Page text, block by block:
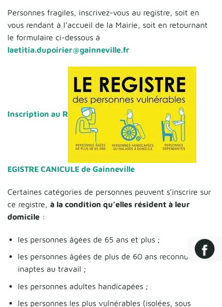
Personnes fragiles, inscrivez-vous au registre, soit en
vous rendant à l’accueil de la Mairie, soit en retournant
le formulaire ci-dessous à
laetitia.dupoirier@gainneville.fr
Inscription au R
EGISTRE CANICULE de Gainneville
Certaines catégories de personnes peuvent s’inscrire sur
ce registre, à la condition qu’elles résident à leur
domicile :
les personnes âgées de 65 ans et plus ;
les personnes âgées de plus de 60 ans reconnues
inaptes au travail ;
les personnes adultes handicapées ;
les personnes les plus vulnérables (isolées, sous